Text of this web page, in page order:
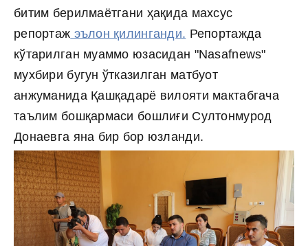
битим берилмаётгани ҳақида махсус
репортаж эълон қилинганди. Репортажда
кўтарилган муаммо юзасидан "Nasafnews"
мухбири бугун ўтказилган матбуот
анжуманида Қашқадарё вилояти мактабгача
таълим бошқармаси бошлиғи Султонмурод
Донаевга яна бир бор юзланди.